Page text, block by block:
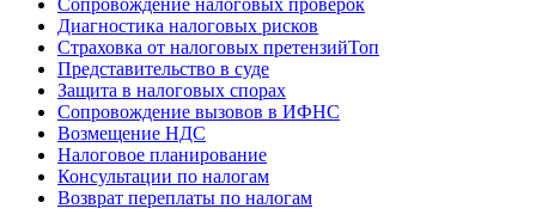
Сопровождение налоговых проверок
Диагностика налоговых рисков
Страховка от налоговых претензийТоп
Представительство в суде
Защита в налоговых спорах
Сопровождение вызовов в ИФНС
Возмещение НДС
Налоговое планирование
Консультации по налогам
Возврат переплаты по налогам